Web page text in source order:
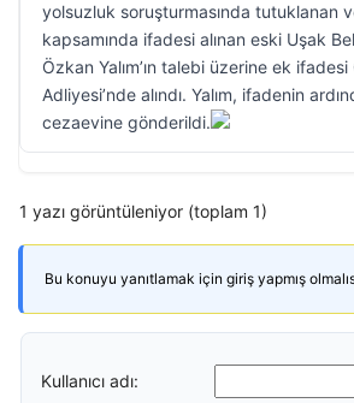
yolsuzluk soruşturmasında tutuklanan
kapsamında ifadesi alınan eski Uşak
Özkan Yalım’ın talebi üzerine ek
Adliyesi’nde alındı. Yalım, ifadenin
cezaevine gönderildi.
1 yazı görüntüleniyor (toplam 1)
Bu konuyu yanıtlamak için giriş yapmış
Kullanıcı adı: